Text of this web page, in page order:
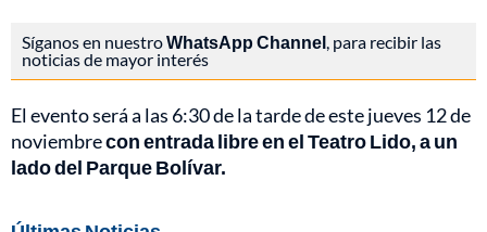
Síganos en nuestroWhatsApp Channel, para recibir las
noticias de mayor interés
El evento será a las 6:30 de la tarde de este jueves 12 de
noviembrecon entrada libre en el Teatro Lido, a un
lado del Parque Bolívar.